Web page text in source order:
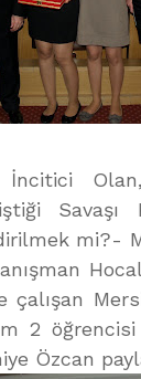
Savaşı
mi?-
çalışan
2
Özcan